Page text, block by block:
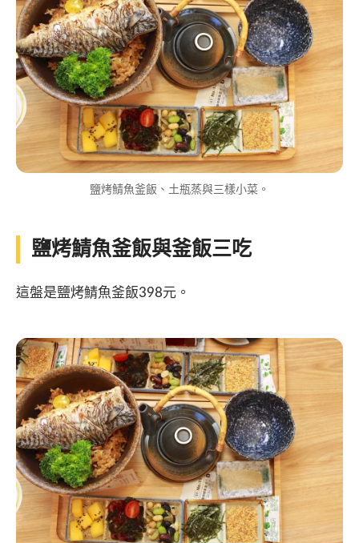
鹽烤鯖魚釜飯、土瓶蒸與三樣小菜。
鹽烤鯖魚釜飯與釜飯三吃
這盤是鹽烤鯖魚釜飯398元。